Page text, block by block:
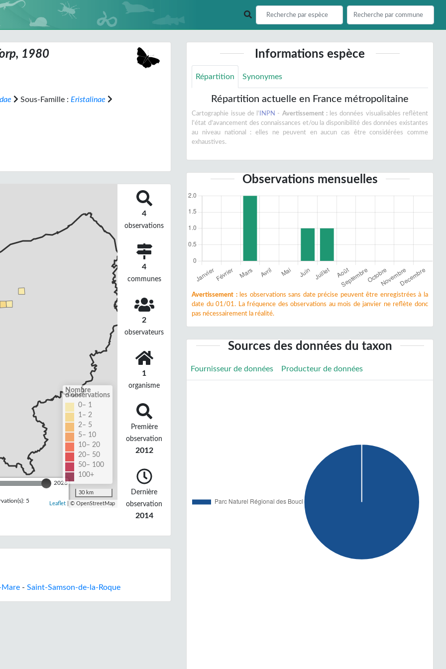
1980
Sous-Famille : Eristalinae
2026
5
Nombre
d'observations
0– 1
1– 2
2– 5
5– 10
10– 20
20– 50
50– 100
100+
30 km
Leaflet| © OpenStreetMap
4
observations
4
communes
2
observateurs
1
organisme
Première
observation
2012
Dernière
observation
2014
- Saint-Samson-de-la-Roque
Informations espèce
Répartition Synonymes
Répartition actuelle en France métropolitaine
Cartographie issue de l' INPN - Avertissement :les données visualisables reflètent
l'état d'avancement des connaissances et/ou la disponibilité des données existantes
au niveau national : elles ne peuvent en aucun cas être considérées comme
exhaustives.
Observations mensuelles
Avertissement :les observations sans date précise peuvent être enregistrées à la
date du 01/01. La fréquence des observations au mois de janvier ne reflète donc
pas nécessairement la réalité.
Sources des données du taxon
Fournisseur de données Producteur de données